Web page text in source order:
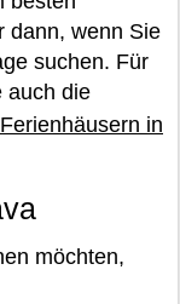
dann, wenn Sie
suchen. Für
auch die
in
möchten,